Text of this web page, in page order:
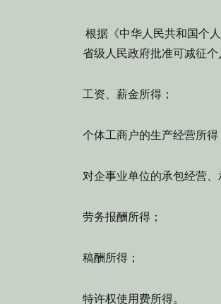
根据《中华人民共和国个
省级人民政府批准可减征
工资、薪金所得；
个体工商户的生产经营所得
对企事业单位的承包经营、
劳务报酬所得；
稿酬所得；
特许权使用费所得。